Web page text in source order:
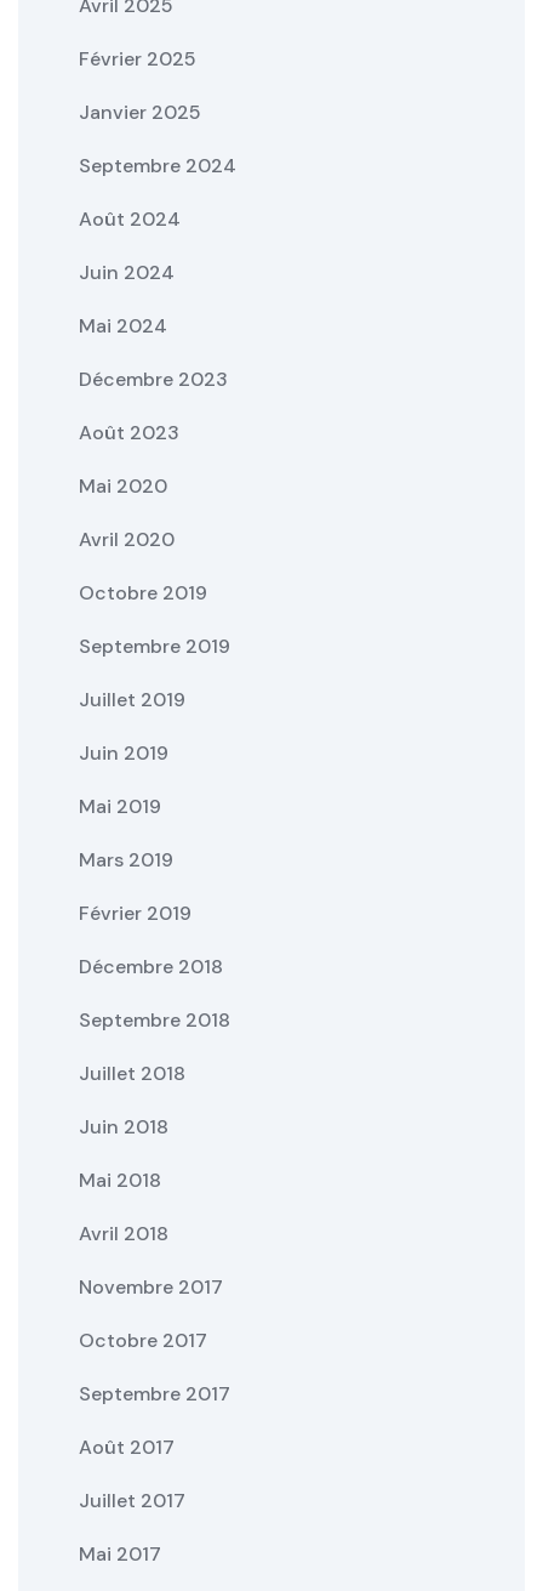
Février 2025
Janvier 2025
Septembre 2024
Août 2024
Juin 2024
Mai 2024
Décembre 2023
Août 2023
Mai 2020
Avril 2020
Octobre 2019
Septembre 2019
Juillet 2019
Juin 2019
Mai 2019
Mars 2019
Février 2019
Décembre 2018
Septembre 2018
Juillet 2018
Juin 2018
Mai 2018
Avril 2018
Novembre 2017
Octobre 2017
Septembre 2017
Août 2017
Juillet 2017
Mai 2017